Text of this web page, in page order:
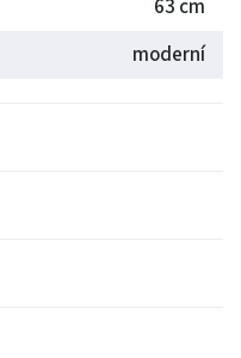
63 cm
moderní